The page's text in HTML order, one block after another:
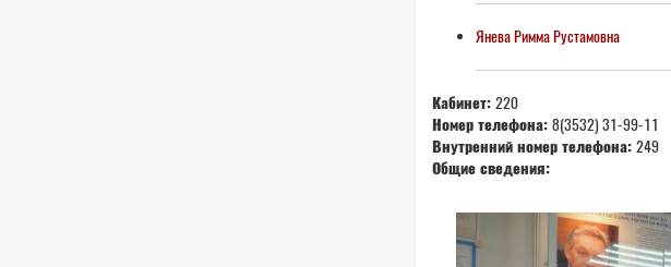
Янева Римма Рустамовна
Кабинет: 220
Номер телефона: 8(3532) 31-99-11
Внутренний номер телефона: 249
Общие сведения: